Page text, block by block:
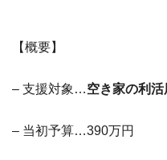
【概要】
– 支援対象…空き家の利活
– 当初予算…390万円